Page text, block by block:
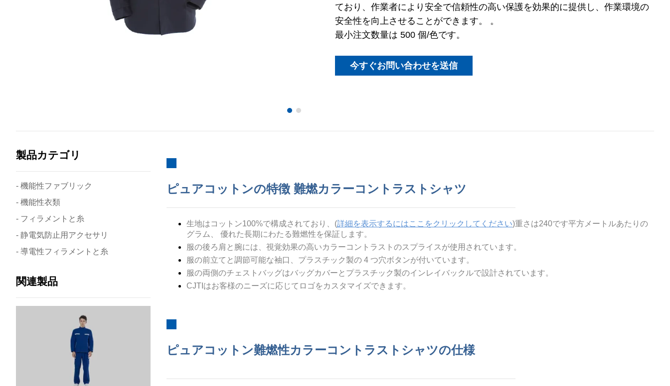
ており、作業者により安全で信頼性の高い保護を効果的に提供し、作業環境の
安全性を向上させることができます。 。
最小注文数量は 500 個/色です。
今すぐお問い合わせを送信
製品カテゴリ
- 機能性ファブリック
- 機能性衣類
- フィラメントと糸
- 静電気防止用アクセサリ
- 導電性フィラメントと糸
関連製品
ピュアコットンの特徴 難燃カラーコントラストシャツ
生地はコットン100%で構成されており、 (詳細を表示するにはここをクリックしてください)重さは240です平方メートルあたりの
グラム、 優れた長期にわたる難燃性を保証します。
服の後ろ肩と腕には、視覚効果の高いカラーコントラストのスプライスが使用されています。
服の前立てと調節可能な袖口、プラスチック製の 4 つ穴ボタンが付いています。
服の両側のチェストバッグはバッグカバーとプラスチック製のインレイバックルで設計されています。
CJTIはお客様のニーズに応じてロゴをカスタマイズできます。
ピュアコットン難燃性カラーコントラストシャツの仕様